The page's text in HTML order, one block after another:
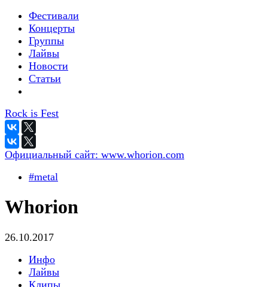
Фестивали
Концерты
Группы
Лайвы
Новости
Статьи
Rock is Fest
Официальный сайт: www.whorion.com
#metal
Whorion
26.10.2017
Инфо
Лайвы
Клипы